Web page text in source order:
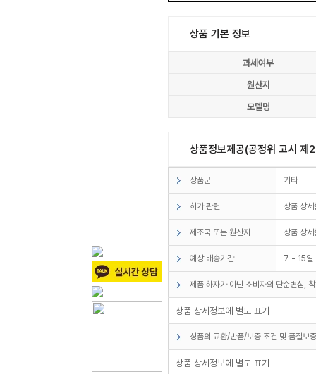
상품 기본 정보
과세여부
원산지
모델명
상품정보제공(공정위 고시
상품군 기타
허가 관련 상품 상
제조국 또는 원산지 상품 상
예상 배송기간 7 - 15일
제품 하자가 아닌 소비자의 단순변심,
상품 상세정보에 별도 표기
상품의 교환/반품/보증 조건 및 품질보
상품 상세정보에 별도 표기